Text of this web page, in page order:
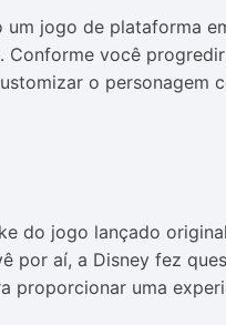
jogo de plataforma
você
o personagem
do jogo lançado
por aí, a Disney fez
proporcionar uma